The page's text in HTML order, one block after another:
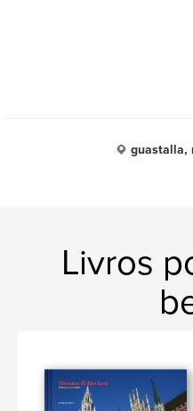
guastalla,
Livros